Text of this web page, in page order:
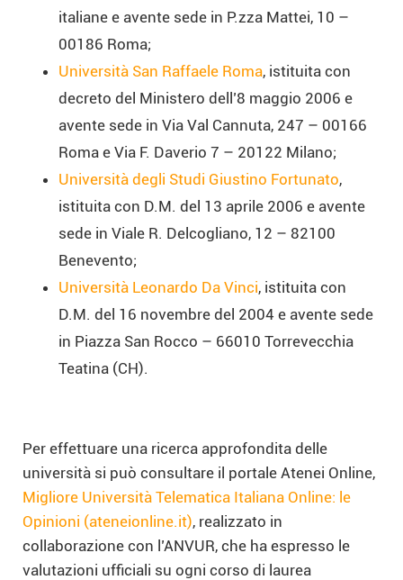
italiane e avente sede in P.zza Mattei, 10 –
00186 Roma;
Università San Raffaele Roma, istituita con
decreto del Ministero dell’8 maggio 2006 e
avente sede in Via Val Cannuta, 247 – 00166
Roma e Via F. Daverio 7 – 20122 Milano;
Università degli Studi Giustino Fortunato,
istituita con D.M. del 13 aprile 2006 e avente
sede in Viale R. Delcogliano, 12 – 82100
Benevento;
Università Leonardo Da Vinci, istituita con
D.M. del 16 novembre del 2004 e avente sede
in Piazza San Rocco – 66010 Torrevecchia
Teatina (CH).
Per effettuare una ricerca approfondita delle
università si può consultare il portale Atenei Online,
Migliore Università Telematica Italiana Online: le
Opinioni (ateneionline.it), realizzato in
collaborazione con l’ANVUR, che ha espresso le
valutazioni ufficiali su ogni corso di laurea